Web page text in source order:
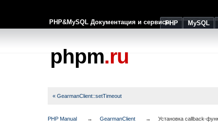
PHP&MySQL Документация и сервисыPHP MySQL
phpm.ru
« GearmanClient::setTimeout
PHP Manual GearmanClient Установка callback-